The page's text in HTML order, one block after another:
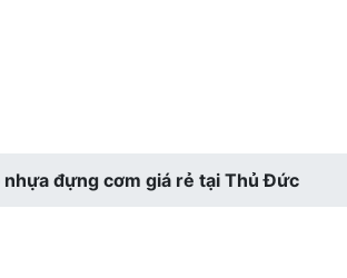
nhựa đựng cơm giá rẻ tại Thủ Đức